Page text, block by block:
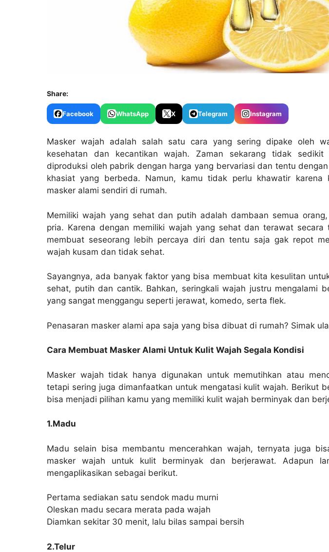
Share:
Facebook WhatsApp X Telegram Instagram
Masker wajah adalah salah satu cara yang sering dipake oleh
kesehatan dan kecantikan wajah. Zaman sekarang tidak sedikit
diproduksi oleh pabrik dengan harga yang bervariasi dan tentu
khasiat yang berbeda. Namun, kamu tidak perlu khawatir karena
masker alami sendiri di rumah.
Memiliki wajah yang sehat dan putih adalah dambaan semua
pria. Karena dengan memiliki wajah yang sehat dan terawat secara
membuat seseorang lebih percaya diri dan tentu saja gak repot
wajah kusam dan tidak sehat.
Sayangnya, ada banyak faktor yang bisa membuat kita kesulitan
sehat, putih dan cantik. Bahkan, seringkali wajah justru mengalami
yang sangat menggangu seperti jerawat, komedo, serta flek.
Penasaran masker alami apa saja yang bisa dibuat di rumah? Simak
Cara Membuat Masker Alami Untuk Kulit Wajah Segala Kondisi
Masker wajah tidak hanya digunakan untuk memutihkan atau
tetapi sering juga dimanfaatkan untuk mengatasi kulit wajah. Berikut
bisa menjadi pilihan kamu yang memiliki kulit wajah berminyak dan
1.Madu
Madu selain bisa membantu mencerahkan wajah, ternyata juga
masker wajah untuk kulit berminyak dan berjerawat. Adapun
mengaplikasikan sebagai berikut.
Pertama sediakan satu sendok madu murni
Oleskan madu secara merata pada wajah
Diamkan sekitar 30 menit, lalu bilas sampai bersih
2.Telur